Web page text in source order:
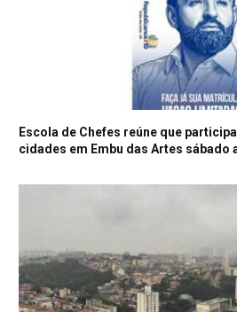
Escola de Chefes reúne que
cidades em Embu das Artes sábado